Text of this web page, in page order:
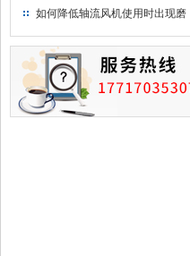
如何降低轴流风机使用时出现磨